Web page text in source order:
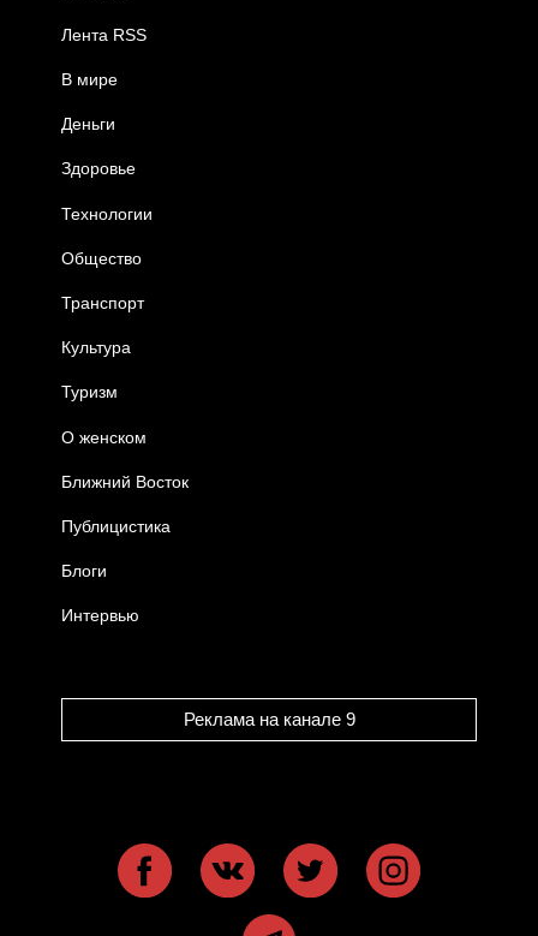
Лента RSS
В мире
Деньги
Здоровье
Технологии
Общество
Транспорт
Культура
Туризм
О женском
Ближний Восток
Публицистика
Блоги
Интервью
Реклама на канале 9